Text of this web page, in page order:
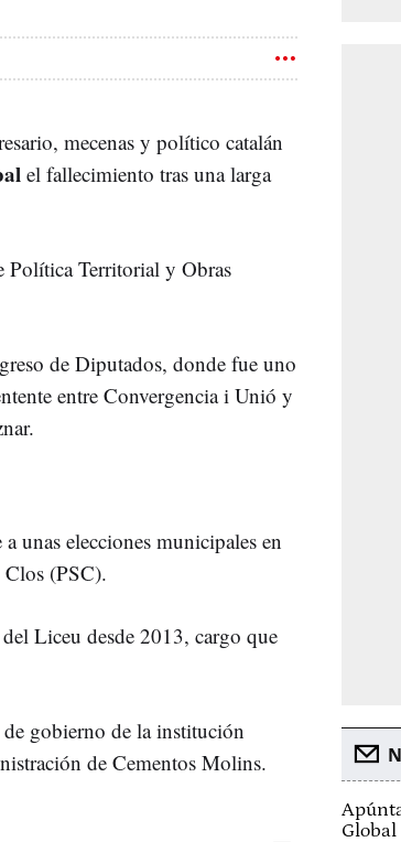
mecenas y político catalán
el fallecimiento tras una larga
Territorial y Obras
de Diputados, donde fue uno
entre Convergencia i Unió y
unas elecciones municipales en
(PSC).
Liceu desde 2013, cargo que
gobierno de la institución
de Cementos Molins.